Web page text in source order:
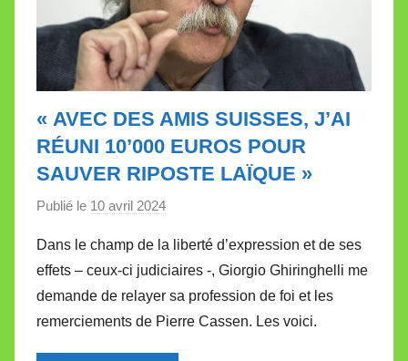
« AVEC DES AMIS SUISSES, J’AI
RÉUNI 10’000 EUROS POUR
SAUVER RIPOSTE LAÏQUE »
Publié le 10 avril 2024
r
M
r
Dans le champ de la liberté d’expression et de ses
effets – ceux-ci judiciaires -, Giorgio Ghiringhelli me
demande de relayer sa profession de foi et les
remerciements de Pierre Cassen. Les voici.